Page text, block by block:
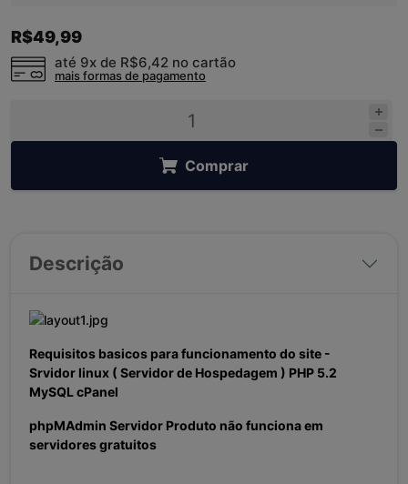
R$49,99
até 9x de R$6,42 no cartão
mais formas de pagamento
Comprar
Descrição
Requisitos basicos para funcionamento do site -
Srvidor linux ( Servidor de Hospedagem ) PHP 5.2
MySQL cPanel
phpMAdmin Servidor Produto não funciona em
servidores gratuitos